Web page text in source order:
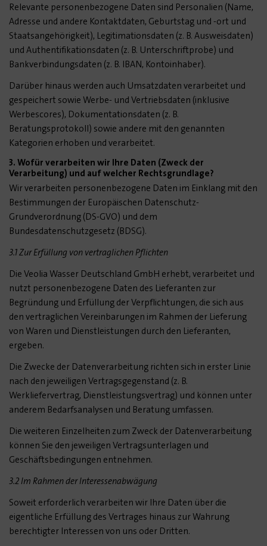
Relevante personenbezogene Daten sind Personalien (Name,
Adresse und andere Kontaktdaten, Geburtstag und -ort und
Staatsangehörigkeit), Legitimationsdaten (z. B. Ausweisdaten)
und Authentifikationsdaten (z. B. Unterschriftprobe) und
Bankverbindungsdaten (z. B. IBAN, Kontoinhaber).
Darüber hinaus werden auch Umsatzdaten verarbeitet und
gespeichert sowie Werbe- und Vertriebsdaten (inklusive
Werbescores), Dokumentationsdaten (z. B.
Beratungsprotokoll) sowie andere mit den genannten
Kategorien erhoben und verarbeitet.
3. Wofür verarbeiten wir Ihre Daten (Zweck der
Verarbeitung) und auf welcher Rechtsgrundlage?
Wir verarbeiten personenbezogene Daten im Einklang mit den
Bestimmungen der Europäischen Datenschutz-
Grundverordnung (DS-GVO) und dem
Bundesdatenschutzgesetz (BDSG).
3.1 Zur Erfüllung von vertraglichen Pflichten
Die Veolia Wasser Deutschland GmbH erhebt, verarbeitet und
nutzt personenbezogene Daten des Lieferanten zur
Begründung und Erfüllung der Verpflichtungen, die sich aus
den vertraglichen Vereinbarungen im Rahmen der Lieferung
von Waren und Dienstleistungen durch den Lieferanten,
ergeben.
Die Zwecke der Datenverarbeitung richten sich in erster Linie
nach den jeweiligen Vertragsgegenstand (z. B.
Werkliefervertrag, Dienstleistungsvertrag) und können unter
anderem Bedarfsanalysen und Beratung umfassen.
Die weiteren Einzelheiten zum Zweck der Datenverarbeitung
können Sie den jeweiligen Vertragsunterlagen und
Geschäftsbedingungen entnehmen.
3.2 Im Rahmen der Interessenabwägung
Soweit erforderlich verarbeiten wir Ihre Daten über die
eigentliche Erfüllung des Vertrages hinaus zur Wahrung
berechtigter Interessen von uns oder Dritten.